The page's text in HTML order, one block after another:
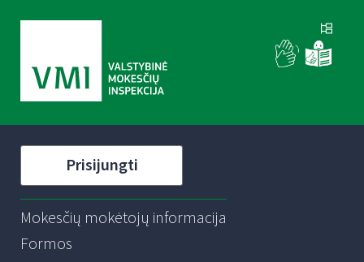
Prisijungti
Mokesčių mokėtojų informacija
Formos